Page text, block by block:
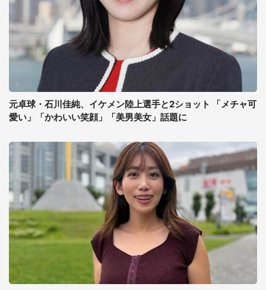
元卓球・石川佳純、イケメン陸上選手と2ショット 「メチャ可
愛い」「かわいい笑顔」「美男美女」話題に